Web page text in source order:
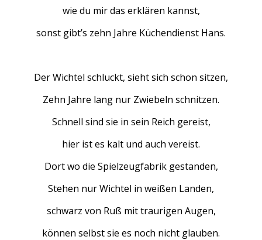
wie du mir das erklären kannst,
sonst gibt’s zehn Jahre Küchendienst Hans.
Der Wichtel schluckt, sieht sich schon sitzen,
Zehn Jahre lang nur Zwiebeln schnitzen.
Schnell sind sie in sein Reich gereist,
hier ist es kalt und auch vereist.
Dort wo die Spielzeugfabrik gestanden,
Stehen nur Wichtel in weißen Landen,
schwarz von Ruß mit traurigen Augen,
können selbst sie es noch nicht glauben.